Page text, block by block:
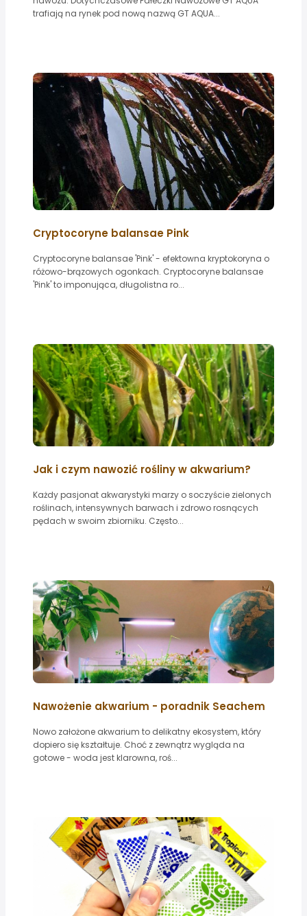
trafiają na rynek pod nową nazwą GT AQUA...
Cryptocoryne balansae Pink
Cryptocoryne balansae 'Pink' - efektowna kryptokoryna o
różowo-brązowych ogonkach. Cryptocoryne balansae
'Pink' to imponująca, długolistna ro...
Jak i czym nawozić rośliny w akwarium?
Każdy pasjonat akwarystyki marzy o soczyście zielonych
roślinach, intensywnych barwach i zdrowo rosnących
pędach w swoim zbiorniku. Często...
Nawożenie akwarium - poradnik Seachem
Nowo założone akwarium to delikatny ekosystem, który
dopiero się kształtuje. Choć z zewnątrz wygląda na
gotowe - woda jest klarowna, roś...